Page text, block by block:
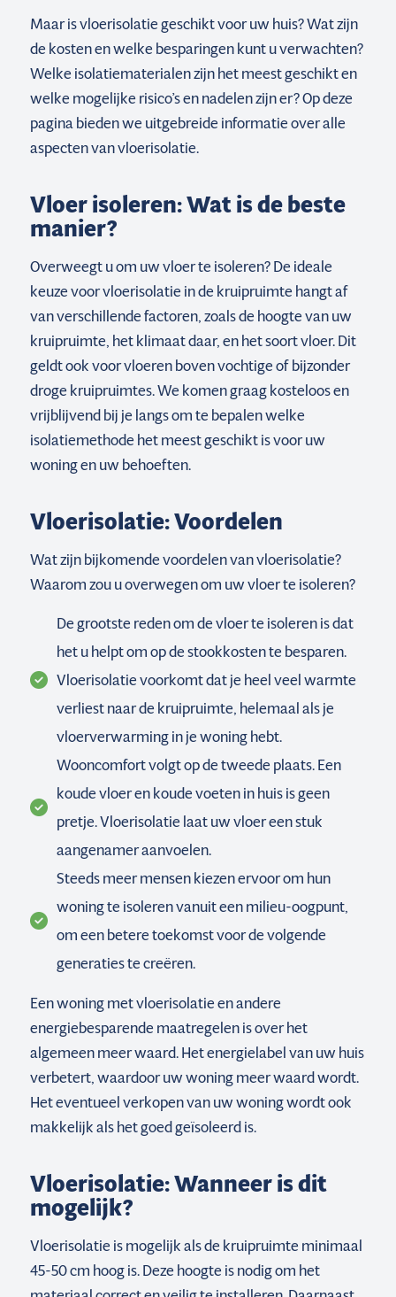
Maar is vloerisolatie geschikt voor uw huis? Wat zijn
de kosten en welke besparingen kunt u verwachten?
Welke isolatiematerialen zijn het meest geschikt en
welke mogelijke risico’s en nadelen zijn er? Op deze
pagina bieden we uitgebreide informatie over alle
aspecten van vloerisolatie.
Vloer isoleren: Wat is de beste
manier?
Overweegt u om uw vloer te isoleren? De ideale
keuze voor vloerisolatie in de kruipruimte hangt af
van verschillende factoren, zoals de hoogte van uw
kruipruimte, het klimaat daar, en het soort vloer. Dit
geldt ook voor vloeren boven vochtige of bijzonder
droge kruipruimtes. We komen graag kosteloos en
vrijblijvend bij je langs om te bepalen welke
isolatiemethode het meest geschikt is voor uw
woning en uw behoeften.
Vloerisolatie: Voordelen
Wat zijn bijkomende voordelen van vloerisolatie?
Waarom zou u overwegen om uw vloer te isoleren?
De grootste reden om de vloer te isoleren is dat
het u helpt om op de stookkosten te besparen.
Vloerisolatie voorkomt dat je heel veel warmte
verliest naar de kruipruimte, helemaal als je
vloerverwarming in je woning hebt.
Wooncomfort volgt op de tweede plaats. Een
koude vloer en koude voeten in huis is geen
pretje. Vloerisolatie laat uw vloer een stuk
aangenamer aanvoelen.
Steeds meer mensen kiezen ervoor om hun
woning te isoleren vanuit een milieu-oogpunt,
om een betere toekomst voor de volgende
generaties te creëren.
Een woning met vloerisolatie en andere
energiebesparende maatregelen is over het
algemeen meer waard. Het energielabel van uw huis
verbetert, waardoor uw woning meer waard wordt.
Het eventueel verkopen van uw woning wordt ook
makkelijk als het goed geïsoleerd is.
Vloerisolatie: Wanneer is dit
mogelijk?
Vloerisolatie is mogelijk als de kruipruimte minimaal
45-50 cm hoog is. Deze hoogte is nodig om het